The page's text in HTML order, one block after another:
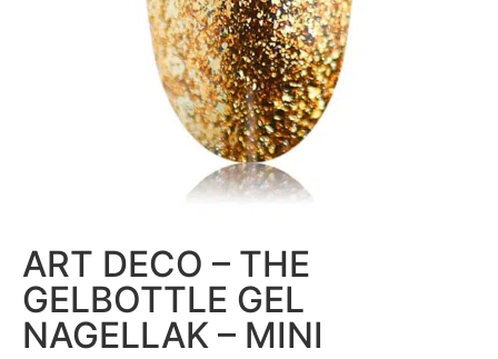
ART DECO – THE
GELBOTTLE GEL
NAGELLAK – MINI